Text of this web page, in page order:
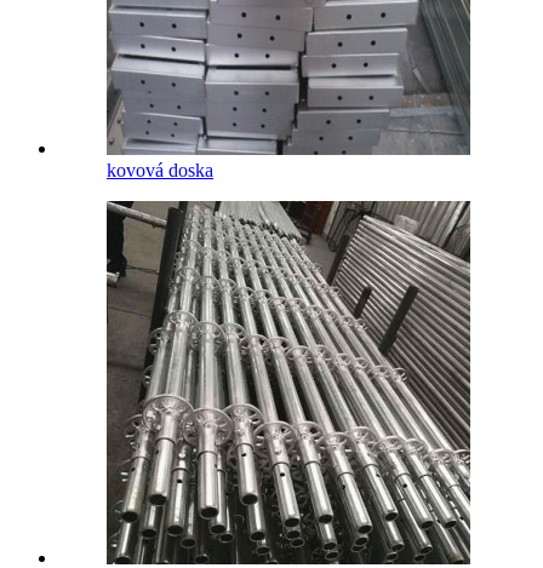
kovová doska